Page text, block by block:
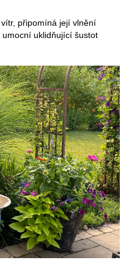
připomíná její vlnění
uklidňující šustot